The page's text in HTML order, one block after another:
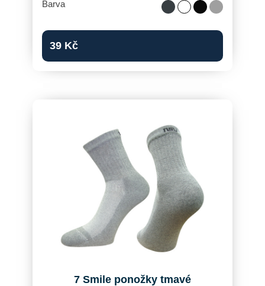
Barva
39 Kč
7 Smile ponožky tmavé